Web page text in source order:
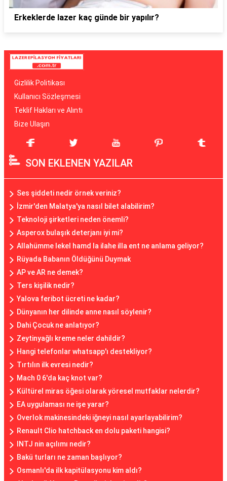
Erkeklerde lazer kaç günde bir yapılır?
Gizlilik Politikası
Kullanıcı Sözleşmesi
Teklif Hakları ve Alıntı
Bize Ulaşın
SON EKLENEN YAZILAR
Ses şiddeti nedir örnek veriniz?
İzmir'den Malatya'ya nasıl bilet alabilirim?
Teknoloji şirketleri neden önemli?
Asperox bulaşık deterjanı iyi mi?
Allahümme lekel hamd la ilahe illa ent ne anlama geliyor?
Rüyada Babanın Öldüğünü Duymak
AP ve AR ne demek?
Ters kişilik nedir?
Yalova feribot ücreti ne kadar?
Dünyanın her dilinde anne nasıl söylenir?
Dahi Çocuk ne anlatıyor?
Zeytinyağlı kreme neler dahildir?
Hangi telefonlar whatsapp'ı destekliyor?
Tırtılın ilk evresi nedir?
Mach 0 6'da kaç knot var?
Kültürel miras öğesi olarak yöresel mutfaklar nelerdir?
EA uygulaması ne işe yarar?
Overlok makinesindeki iğneyi nasıl ayarlayabilirim?
Renault Clio hatchback en dolu paketi hangisi?
INTJ nin açılımı nedir?
Bakü turları ne zaman başlıyor?
Osmanlı'da ilk kapitülasyonu kim aldı?